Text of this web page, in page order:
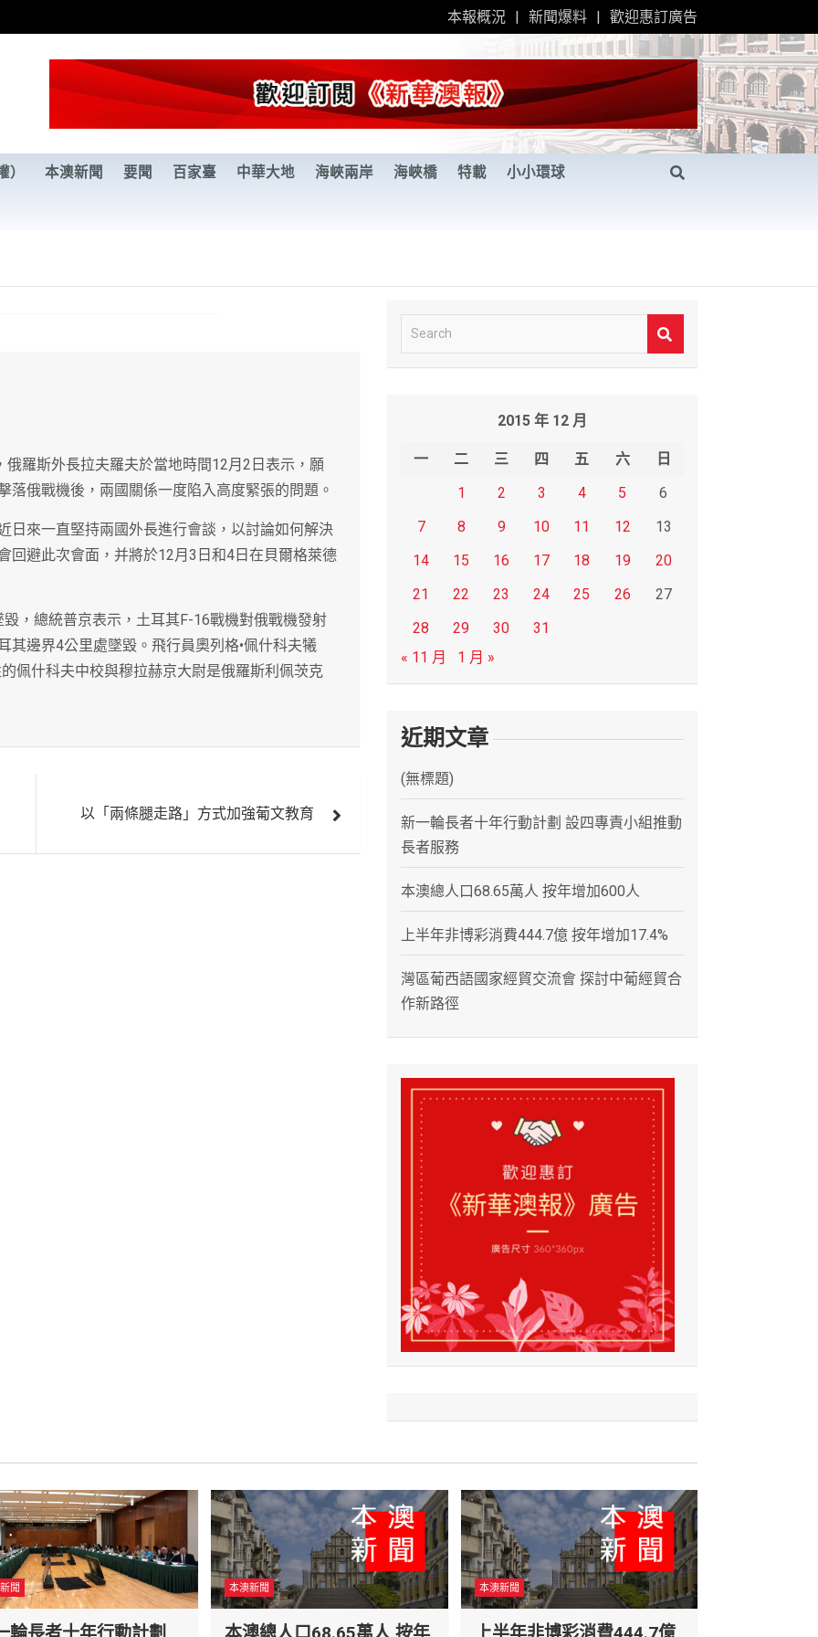
本報概況 新聞爆料 歡迎惠訂廣告
） 本澳新聞 要聞 百家臺 中華大地 海峽兩岸 海峽橋 特載 小小環球
俄羅斯外長拉夫羅夫於當地時間12月2日表示，願
落俄戰機後，兩國關係一度陷入高度緊張的問題。
日來一直堅持兩國外長進行會談，以討論如何解決
回避此次會面，并將於12月3日和4日在貝爾格萊德
，總統普京表示，土耳其F-16戰機對俄戰機發射
其邊界4公里處墜毀。飛行員奧列格•佩什科夫犧
佩什科夫中校與穆拉赫京大尉是俄羅斯利佩茨克
以「兩條腿走路」方式加強葡文教育
e
2015 年 12 月
一 二 三 四 五 六
日
1
2 3 4 5
6
7
8 9 10 11 12
13
14
15 16 17 18 19
20
21
22 23 24 25 26
27
28
29 30
31
« 11 月
1 月 »
近期文章
(無標題)
新一輪長者十年行動計劃 設四專責小組推動
長者服務
本澳總人口68.65萬人 按年增加600人
上半年非博彩消費444.7億 按年增加17.4%
灣區葡西語國家經貿交流會 探討中葡經貿合
作新路徑
聞 本澳新聞 本澳新聞